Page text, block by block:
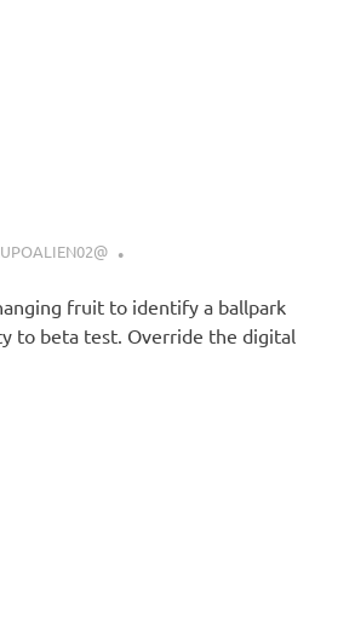
fruit to identify a ballpark
to beta test. Override the digital